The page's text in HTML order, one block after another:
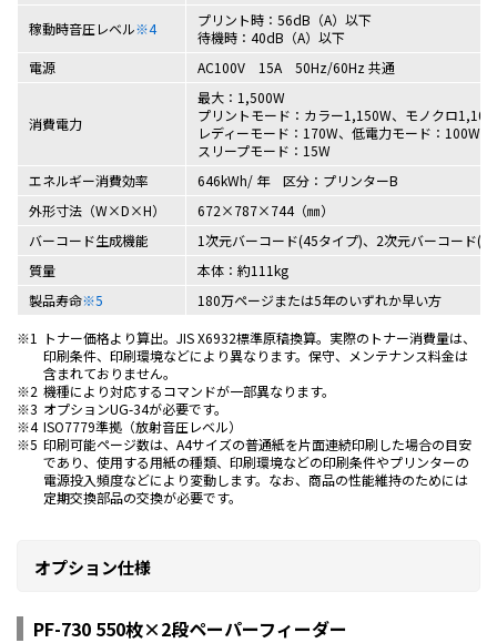
稼動時音圧レベル※4
プリント時：56dB（A）以下
待機時：40dB（A）以下
電源
AC100V 15A 50Hz/60Hz 共通
消費電力
最大：1,500W
プリントモード：カラー1,150W、モノクロ
レディーモード：170W、低電力モード：100W
スリープモード：15W
エネルギー消費効率
646kWh/ 年 区分：プリンターB
外形寸法（W×D×H）
672×787×744（㎜）
バーコード生成機能
1次元バーコード(45タイプ)、2次元バーコード
質量
本体：約111kg
製品寿命※5
180万ページまたは5年のいずれか早い方
※1
トナー価格より算出。JIS X6932標準原稿換算。実際のトナー消費量は、
印刷条件、印刷環境などにより異なります。保守、メンテナンス料金は
含まれておりません。
※2 機種により対応するコマンドが一部異なります。
※3 オプションUG-34が必要です。
※4 ISO7779準拠（放射音圧レベル）
※5 印刷可能ページ数は、A4サイズの普通紙を片面連続印刷した場合の目安
であり、使用する用紙の種類、印刷環境などの印刷条件やプリンターの
電源投入頻度などにより変動します。なお、商品の性能維持のためには
定期交換部品の交換が必要です。
オプション仕様
PF-730 550枚×2段ペーパーフィーダー